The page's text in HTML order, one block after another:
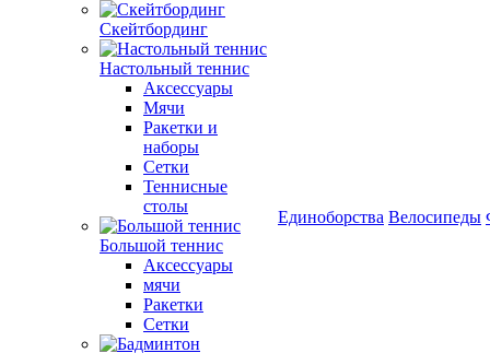
Скейтбординг
Настольный теннис
Аксессуары
Мячи
Ракетки и
наборы
Сетки
Теннисные
столы
Большой теннис
Аксессуары
мячи
Ракетки
Сетки
Единоборства Велосипеды